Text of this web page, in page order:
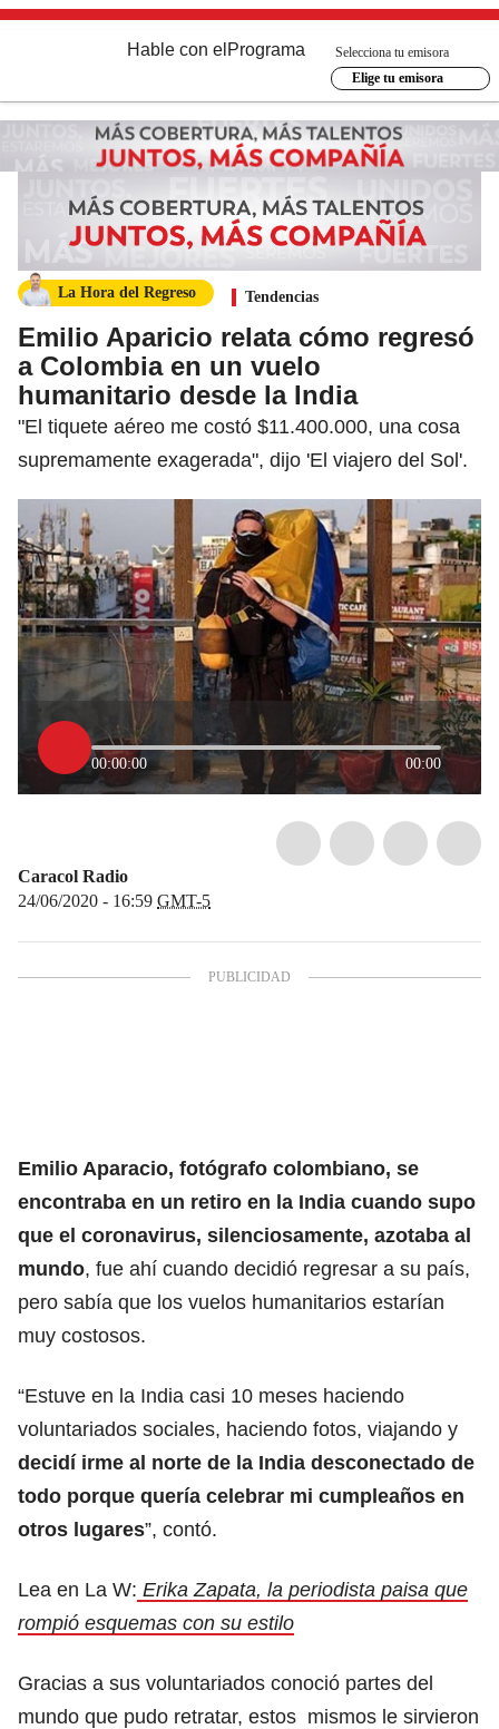
Hable con el Programa
Selecciona tu emisora
Elige tu emisora
La Hora del Regreso Tendencias
Emilio Aparicio relata cómo regresó
a Colombia en un vuelo
humanitario desde la India
"El tiquete aéreo me costó $11.400.000, una cosa
supremamente exagerada", dijo 'El viajero del Sol'.
00:00:00 00:00
Caracol Radio
24/06/2020 - 16:59 GMT-5
Emilio Aparacio, fotógrafo colombiano, se
encontraba en un retiro en la India cuando supo
que el coronavirus, silenciosamente, azotaba al
mundo, fue ahí cuando decidió regresar a su país,
pero sabía que los vuelos humanitarios estarían
muy costosos.
“Estuve en la India casi 10 meses haciendo
voluntariados sociales, haciendo fotos, viajando y
decidí irme al norte de la India desconectado de
todo porque quería celebrar mi cumpleaños en
otros lugares”, contó.
Lea en La W: Erika Zapata, la periodista paisa que
rompió esquemas con su estilo
Gracias a sus voluntariados conoció partes del
mundo que pudo retratar, estos mismos le sirvieron